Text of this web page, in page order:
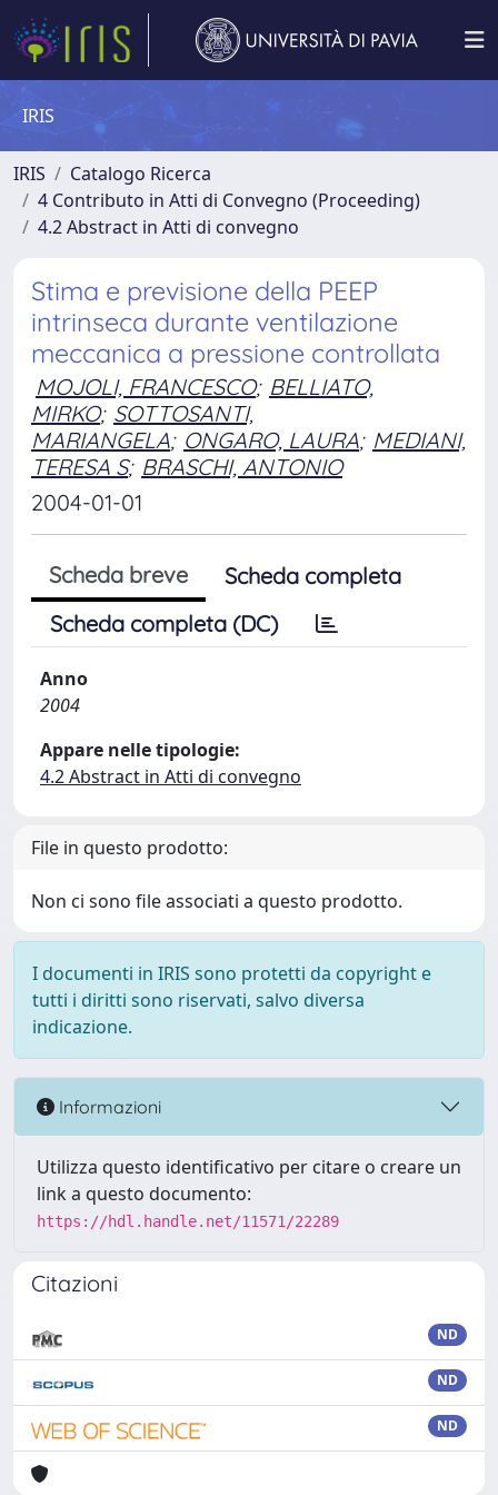
IRIS
IRIS
Catalogo Ricerca
4 Contributo in Atti di Convegno (Proceeding)
4.2 Abstract in Atti di convegno
Stima e previsione della PEEP
intrinseca durante ventilazione
meccanica a pressione controllata
MOJOLI, FRANCESCO; BELLIATO,
MIRKO; SOTTOSANTI,
MARIANGELA; ONGARO, LAURA; MEDIANI,
TERESA S; BRASCHI, ANTONIO
2004-01-01
Scheda breve
Scheda completa
Scheda completa (DC)
Anno
2004
Appare nelle tipologie:
4.2 Abstract in Atti di convegno
File in questo prodotto:
Non ci sono file associati a questo prodotto.
I documenti in IRIS sono protetti da copyright e
tutti i diritti sono riservati, salvo diversa
indicazione.
Informazioni
Utilizza questo identificativo per citare o creare un
link a questo documento:
https://hdl.handle.net/11571/22289
Citazioni
ND
ND
ND